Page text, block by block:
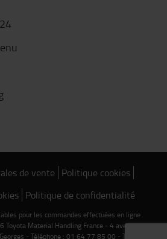
de vente Politique cookies
Politique de confidentialité
pour les commandes effectuées en ligne
Toyota Material Handling France - 4 avenue de
- Téléphone : 01 64 77 85 00 - TVA FR 75